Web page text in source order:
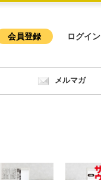
会員登録 ログイン
メルマガ